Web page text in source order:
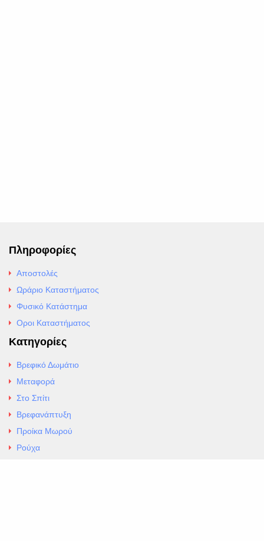
Πληροφορίες
Αποστολές
Ωράριο Καταστήματος
Φυσικό Κατάστημα
Οροι Καταστήματος
Κατηγορίες
Βρεφικό Δωμάτιο
Μεταφορά
Στο Σπίτι
Βρεφανάπτυξη
Προίκα Μωρού
Ρούχα